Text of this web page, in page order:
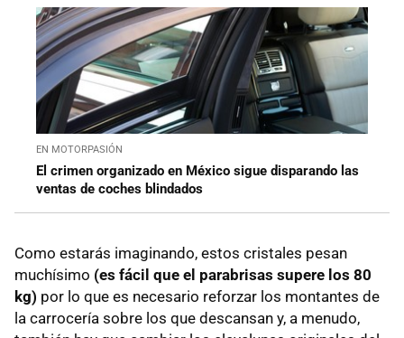
EN MOTORPASIÓN
El crimen organizado en México sigue disparando las
ventas de coches blindados
Como estarás imaginando, estos cristales pesan
muchísimo (es fácil que el parabrisas supere los 80
kg) por lo que es necesario reforzar los montantes de
la carrocería sobre los que descansan y, a menudo,